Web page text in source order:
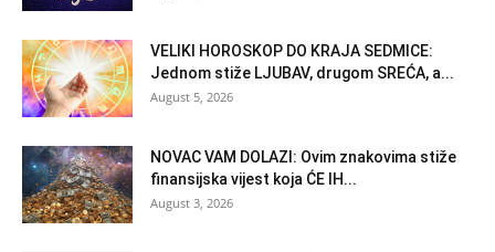
VELIKI HOROSKOP DO KRAJA SEDMICE:
Jednom stiže LJUBAV, drugom SREĆA, a...
August 5, 2026
NOVAC VAM DOLAZI: Ovim znakovima stiže
finansijska vijest koja ĆE IH...
August 3, 2026